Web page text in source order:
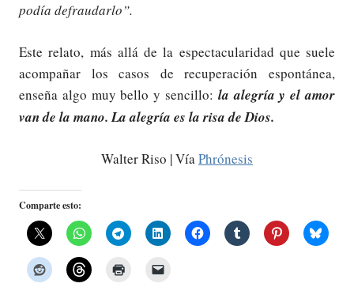
podía defraudarlo”.
Este relato, más allá de la espectacularidad que suele
acompañar los casos de recuperación espontánea,
enseña algo muy bello y sencillo: la alegría y el amor
van de la mano. La alegría es la risa de Dios.
Walter Riso | VíaPhrónesis
Comparte esto: